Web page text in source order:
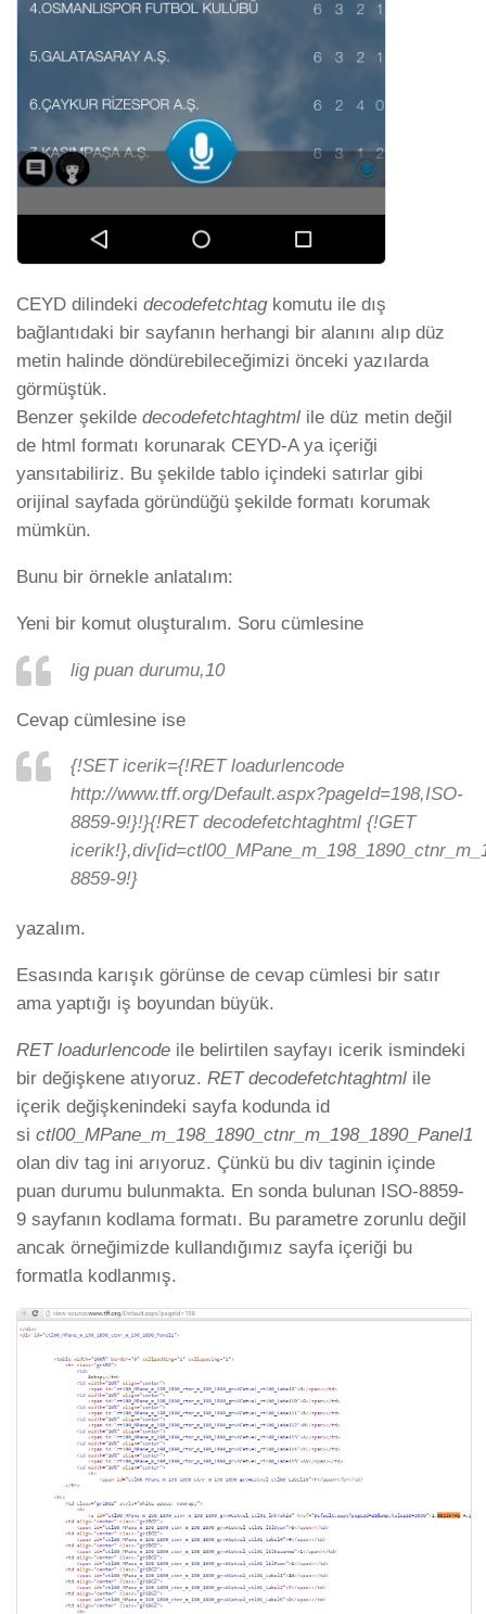
CEYD dilindeki decodefetchtagkomutu ile dış
bağlantıdaki bir sayfanın herhangi bir alanını alıp düz
metin halinde döndürebileceğimizi önceki yazılarda
görmüştük.
Benzer şekilde decodefetchtaghtml ile düz metin değil
de html formatı korunarak CEYD-A ya içeriği
yansıtabiliriz. Bu şekilde tablo içindeki satırlar gibi
orijinal sayfada göründüğü şekilde formatı korumak
mümkün.
Bunu bir örnekle anlatalım:
Yeni bir komut oluşturalım. Soru cümlesine
lig puan durumu,10
Cevap cümlesine ise
{!SET icerik={!RET loadurlencode
http://www.tff.org/Default.aspx?pageId=198,ISO-
8859-9!}!}{!RET decodefetchtaghtml {!GET
8859-9!}
yazalım.
Esasında karışık görünse de cevap cümlesi bir satır
ama yaptığı iş boyundan büyük.
RET loadurlencode ile belirtilen sayfayı icerik ismindeki
bir değişkene atıyoruz. RET decodefetchtaghtml ile
içerik değişkenindeki sayfa kodunda id
si ctl00_MPane_m_198_1890_ctnr_m_198_1890_Panel1
olan div tag ini arıyoruz. Çünkü bu div taginin içinde
puan durumu bulunmakta. En sonda bulunan ISO-8859-
9 sayfanın kodlama formatı. Bu parametre zorunlu değil
ancak örneğimizde kullandığımız sayfa içeriği bu
formatla kodlanmış.